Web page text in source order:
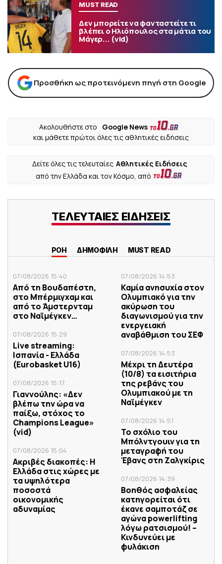
MUST READ
Δεν μπορείτε να φανταστείτε τι
βλέπει ο Ηλιόπουλος στα μάτια του
Μάγερ... (vid)
Προσθήκη ως προτεινόμενη πηγή στη Google
Ακολουθήστε στο
Google News
και μάθετε πρώτοι όλες τις αθλητικές ειδήσεις
Δείτε όλες τις τελευταίες Αθλητικές Ειδήσεις
από την Ελλάδα και τον Κόσμο, από
ΤΕΛΕΥΤΑΙΕΣ ΕΙΔΗΣΕΙΣ
ΡΟΗ ΔΗΜΟΦΙΛΗ MUST READ
07/08/2026 15:40
Από τη Βουδαπέστη,
στο Μπέρμιγχαμ και
από το Άμστερνταμ
στο Ναϊμέγκεν…
07/08/2026 15:29
Live streaming:
Ισπανία - Ελλάδα
(Eurobasket U16)
07/08/2026 15:17
Γιαννούλης: «Δεν
βλέπω την ώρα να
παίξω, στόχος το
Champions League»
(vid)
07/08/2026 15:04
Ακριβές διακοπές: Η
Ελλάδα στις χώρες με
τα υψηλότερα
ποσοστά
οικονομικής
αδυναμίας
07/08/2026 14:53
Καμία ανησυχία στον
Ολυμπιακό για την
ακύρωση του
διαγωνισμού για την
ενεργειακή
αναβάθμιση του ΣΕΦ
07/08/2026 14:53
Μέχρι τη Δευτέρα
(10/8) τα εισιτήρια
της ρεβάνς του
Ολυμπιακού με τη
Ναϊμέγκεν
07/08/2026 14:51
Το σχόλιο του
Μπόλντγουιν για τη
μεταγραφή του
Έβανς στη Ζαλγκίρις
07/08/2026 14:39
Βοηθός ασφαλείας
κατηγορείται ότι
έκανε σαμποτάζ σε
αγώνα powerlifting
λόγω ρατσισμού! –
Κινδυνεύει με
φυλάκιση